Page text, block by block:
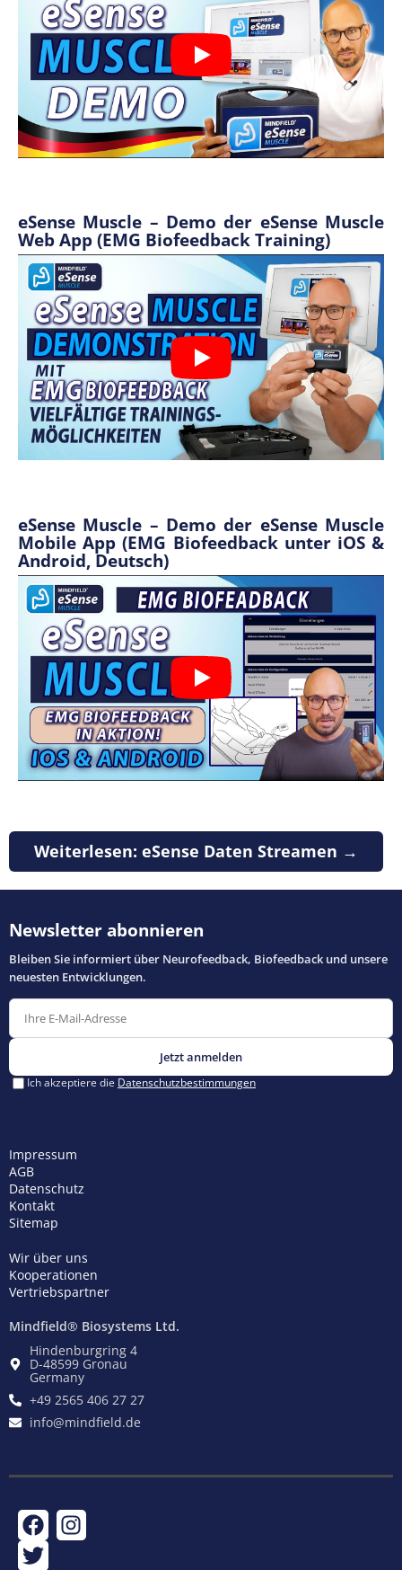
eSense Muscle – Demo der eSense Muscle
Web App (EMG Biofeedback Training)
eSense Muscle – Demo der eSense Muscle
Mobile App (EMG Biofeedback unter iOS &
Android, Deutsch)
Weiterlesen: eSense Daten Streamen →
Impressum
AGB
Datenschutz
Kontakt
Sitemap
Wir über uns
Kooperationen
Vertriebspartner
Mindfield® Biosystems Ltd.
Hindenburgring 4
D-48599 Gronau
Germany
+49 2565 406 27 27
info@mindfield.de
F
a
c
I
n
T
w
i